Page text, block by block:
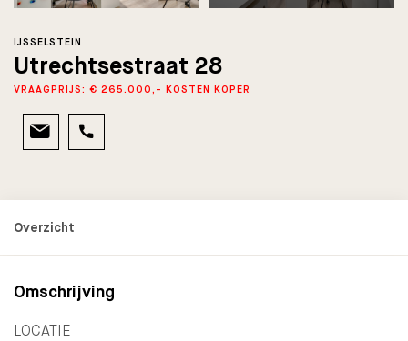
Utrechtsestraat 28
IJSSELSTEIN
VRAAGPRIJS: € 265.000,- KOSTEN KOPER
Omschrijving
LOCATIE